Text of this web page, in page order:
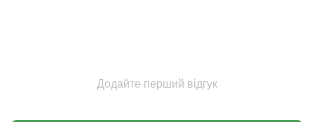
Додайте перший відгук